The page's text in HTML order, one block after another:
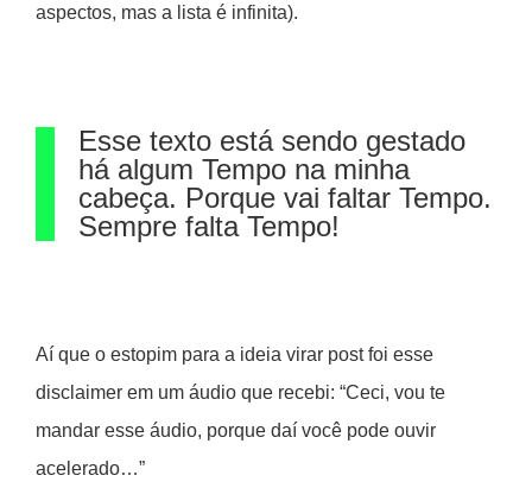
aspectos, mas a lista é infinita).
Esse texto está sendo gestado
há algum Tempo na minha
cabeça. Porque vai faltar Tempo.
Sempre falta Tempo!
Aí que o estopim para a ideia virar post foi esse
disclaimer em um áudio que recebi: “Ceci, vou te
mandar esse áudio, porque daí você pode ouvir
acelerado…”